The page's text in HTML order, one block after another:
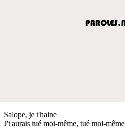
Salope, je t'haine
J't'aurais tué moi-mêmе, tué moi-même